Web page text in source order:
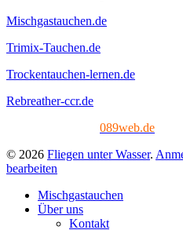
Mischgastauchen.de
Trimix-Tauchen.de
Trockentauchen-lernen.de
Rebreather-ccr.de
089web.de
© 2026 Fliegen unter Wasser.
bearbeiten
Mischgastauchen
Über uns
Kontakt